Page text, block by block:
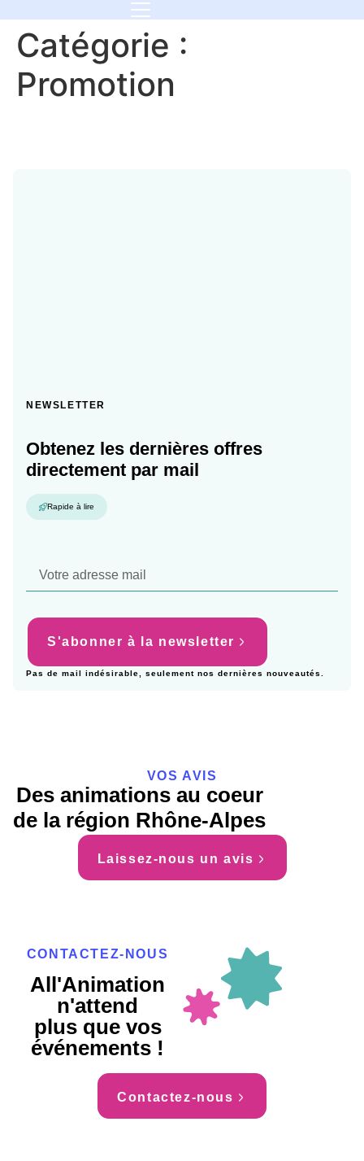
Catégorie :
Promotion
NEWSLETTER
Obtenez les dernières offres
directement par mail
Rapide à lire
S'abonner à la newsletter
Pas de mail indésirable, seulement nos dernières nouveautés.
VOS AVIS
Des animations au coeur
de la région Rhône-Alpes
Laissez-nous un avis
CONTACTEZ-NOUS
All'Animation
n'attend
plus que vos
événements !
Contactez-nous